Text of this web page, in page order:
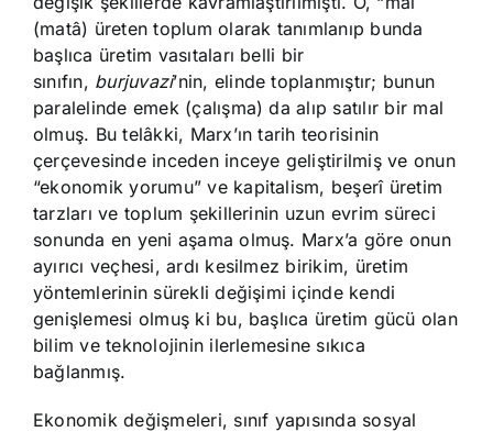
(matâ) üreten toplum olarak tanımlanıp bunda
başlıca üretim vasıtaları belli bir
sınıfın, burjuvazi’nin, elinde toplanmıştır; bunun
paralelinde emek (çalışma) da alıp satılır bir mal
olmuş. Bu telâkki, Marx’ın tarih teorisinin
çerçevesinde inceden inceye geliştirilmiş ve onun
“ekonomik yorumu” ve kapitalism, beşerî üretim
tarzları ve toplum şekillerinin uzun evrim süreci
sonunda en yeni aşama olmuş. Marx’a göre onun
ayırıcı veçhesi, ardı kesilmez birikim, üretim
yöntemlerinin sürekli değişimi içinde kendi
genişlemesi olmuş ki bu, başlıca üretim gücü olan
bilim ve teknolojinin ilerlemesine sıkıca
bağlanmış.
Ekonomik değişmeleri, sınıf yapısında sosyal